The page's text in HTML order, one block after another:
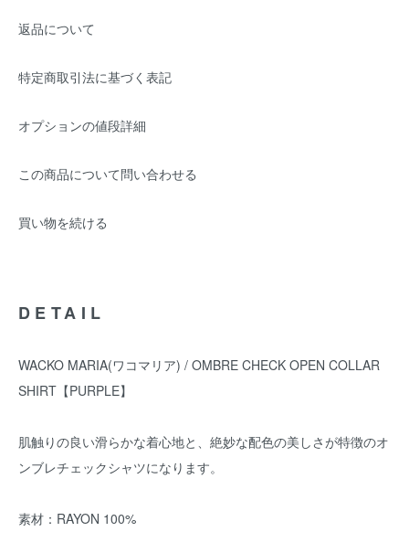
返品について
特定商取引法に基づく表記
オプションの値段詳細
この商品について問い合わせる
買い物を続ける
DETAIL
WACKO MARIA(ワコマリア) / OMBRE CHECK OPEN COLLAR
SHIRT【PURPLE】
肌触りの良い滑らかな着心地と、絶妙な配色の美しさが特徴のオ
ンブレチェックシャツになります。
素材：RAYON 100%